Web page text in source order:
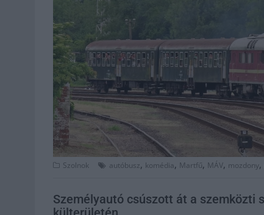
Szolnok autóbusz, komédia, Martfű, MÁV, mozdony,
Személyautó csúszott át a szemközti